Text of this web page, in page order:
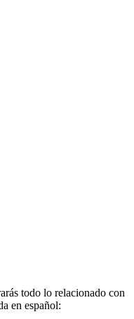
todo lo relacionado con
en español: